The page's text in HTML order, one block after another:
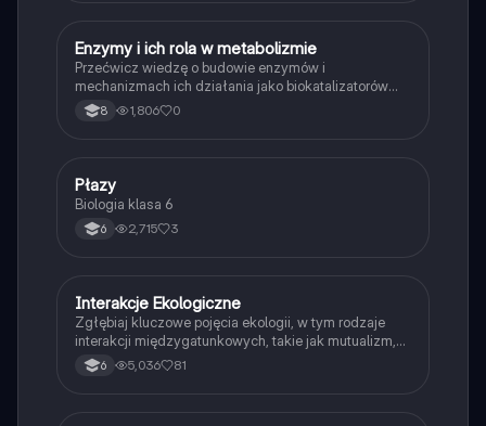
EBiologia
Enzymy i ich rola w metabolizmie
Przećwicz wiedzę o budowie enzymów i
mechanizmach ich działania jako biokatalizatorów
przyspieszających reakcje.
8 1,806 0
PBiologia
Płazy
Biologia klasa 6
6 2,715 3
Biologia
Interakcje Ekologiczne
Zgłębiaj kluczowe pojęcia ekologii, w tym rodzaje
interakcji międzygatunkowych, takie jak mutualizm,
komensalizm, drapieżnictwo i pasożytnictwo.
Dowiedz się o strukturze populacji, ekosystemach
6 5,036 81